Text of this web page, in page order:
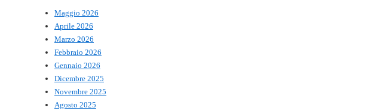
Maggio 2026
Aprile 2026
Marzo 2026
Febbraio 2026
Gennaio 2026
Dicembre 2025
Novembre 2025
Agosto 2025